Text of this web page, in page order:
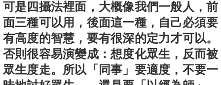
可是四攝法裡面，大概像我們一般人，前
面三種可以用，後面這一種，自己必須要
有高度的智慧，要有很深的定力才可以。
否則很容易演變成：想度化眾生，反而被
眾生度走。所以「同事」要適度，不要一